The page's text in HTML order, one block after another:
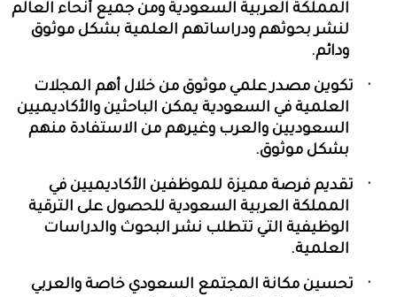
المملكة العربية السعودية ومن جميع أنحاء العالم
لنشر بحوثهم ودراساتهم العلمية بشكل موثوق
ودائم.
تكوين مصدر علمي موثوق من خلال أهم المجلات
العلمية في السعودية يمكن الباحثين والأكاديميين
السعوديين والعرب وغيرهم من الاستفادة منهم
بشكل موثوق.
تقديم فرصة مميزة للموظفين الأكاديميين في
المملكة العربية السعودية للحصول على الترقية
الوظيفية التي تتطلب نشر البحوث والدراسات
العلمية.
تحسين مكانة المجتمع السعودي خاصة والعربي